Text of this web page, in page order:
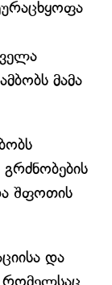
მამა
შფოთის
და